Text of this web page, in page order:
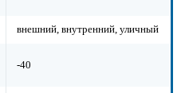
внешний, внутренний, уличный
-40